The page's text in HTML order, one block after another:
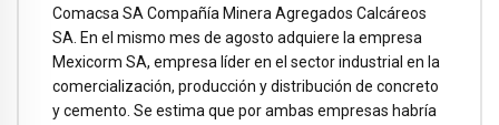
Comacsa SA Compañía Minera Agregados Calcáreos
SA. En el mismo mes de agosto adquiere la empresa
Mexicorm SA, empresa líder en el sector industrial en la
comercialización, producción y distribución de concreto
y cemento. Se estima que por ambas empresas habría